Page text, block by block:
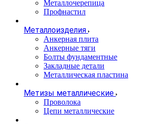
Металлочерепица
Профнастил
Металлоизделия
Анкерная плита
Анкерные тяги
Болты фундаментные
Закладные детали
Металлическая пластина
Метизы металлические
Проволока
Цепи металлические